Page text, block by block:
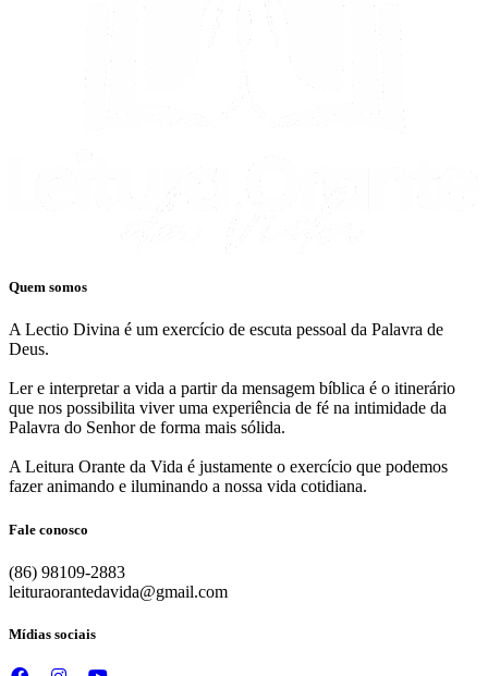
Quem somos
A Lectio Divina é um exercício de escuta pessoal da Palavra de
Deus.
Ler e interpretar a vida a partir da mensagem bíblica é o itinerário
que nos possibilita viver uma experiência de fé na intimidade da
Palavra do Senhor de forma mais sólida.
A Leitura Orante da Vida é justamente o exercício que podemos
fazer animando e iluminando a nossa vida cotidiana.
Fale conosco
(86) 98109-2883
leituraorantedavida@gmail.com
Mídias sociais